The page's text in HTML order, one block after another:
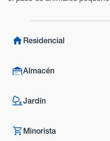
Residencial
Almacén
Jardín
Minorista